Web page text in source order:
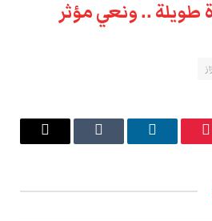
طويلة .. ونعي مؤثر
بينتيريستلينكدإن Tumblr
البريد